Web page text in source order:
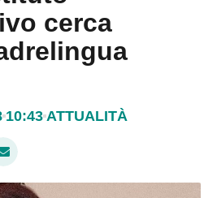
cerca
10:43 ATTUALITÀ